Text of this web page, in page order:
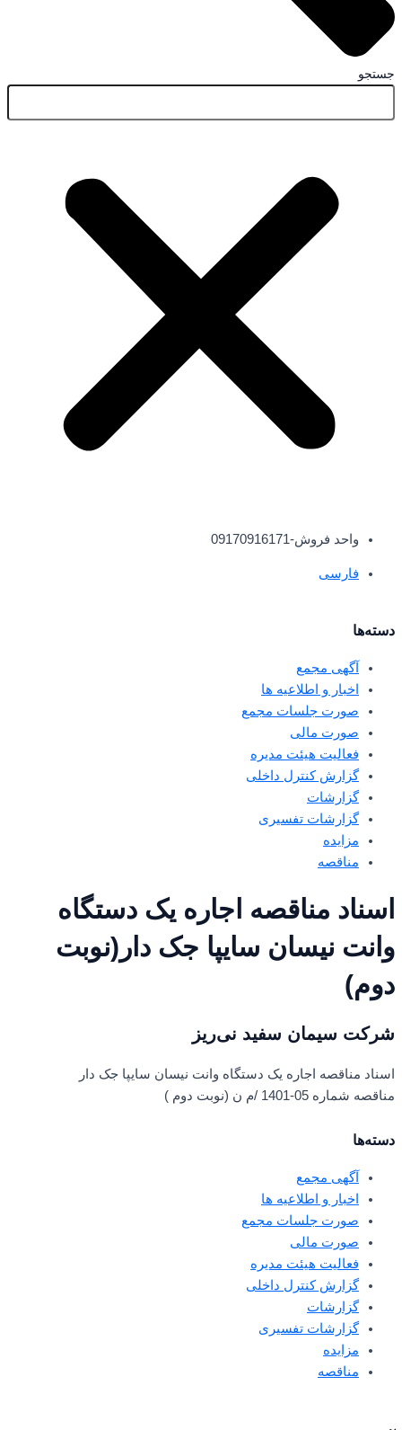
جستجو
واحد فروش-09170916171
فارسی
دسته‌ها
آگهی مجمع
اخبار و اطلاعیه ها
صورت جلسات مجمع
صورت مالی
فعالیت هیئت مدیره
گزارش کنترل داخلی
گزارشات
گزارشات تفسیری
مزایده
مناقصه
اسناد مناقصه اجاره یک دستگاه
وانت نیسان سایپا جک دار(نوبت
دوم)
شرکت سیمان سفید نی‌ریز
اسناد مناقصه اجاره یک دستگاه وانت نیسان سایپا جک دار
مناقصه شماره 05-1401 /م ن (نوبت دوم )
دسته‌ها
آگهی مجمع
اخبار و اطلاعیه ها
صورت جلسات مجمع
صورت مالی
فعالیت هیئت مدیره
گزارش کنترل داخلی
گزارشات
گزارشات تفسیری
مزایده
مناقصه